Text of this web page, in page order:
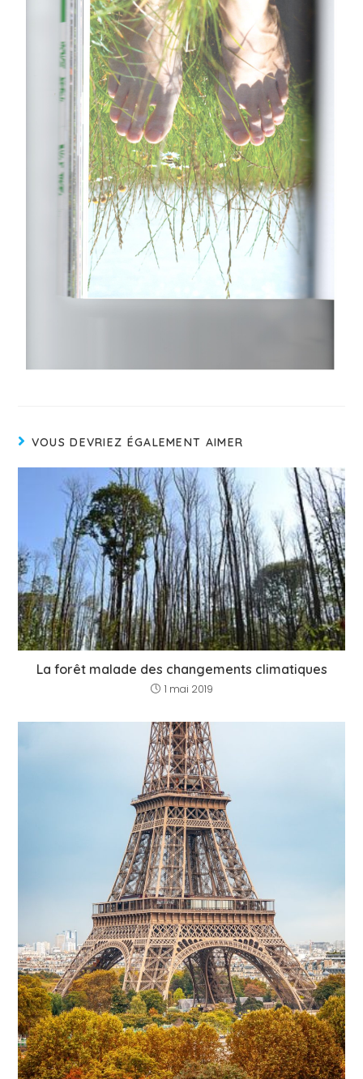
VOUS DEVRIEZ ÉGALEMENT AIMER
La forêt malade des changements climatiques
1 mai 2019